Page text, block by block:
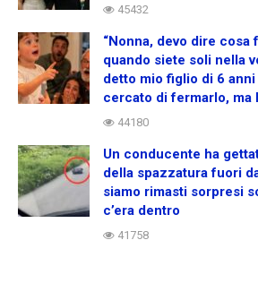
45432
“Nonna, devo dire cosa
quando siete soli nella
detto mio figlio di 6
cercato di fermarlo, ma
44180
Un conducente ha
della spazzatura fuori
siamo rimasti sorpresi
c’era dentro
41758